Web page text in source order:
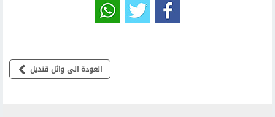
العودة الى وائل قنديل